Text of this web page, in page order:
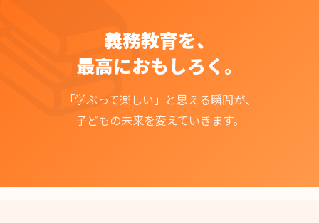
義務教育を、
最高におもしろく。
「学ぶって楽しい」と思える瞬間が、
子どもの未来を変えていきます。